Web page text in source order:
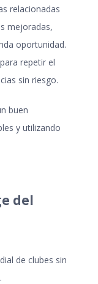
relacionadas
mejoradas,
oportunidad.
repetir el
sin riesgo.
buen
y utilizando
del
de clubes sin